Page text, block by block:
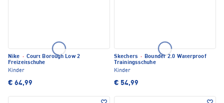
Nike · Court Borough Low 2
Freizeitschuhe
Kinder
€ 64,99
Skechers · Bounder 2.0 Waterproof
Trainingsschuhe
Kinder
€ 54,99